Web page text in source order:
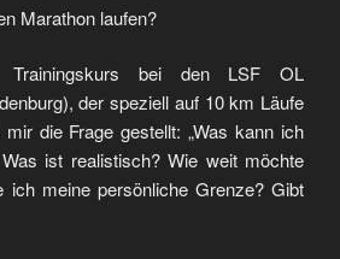
Marathon laufen?
bei den LSF OL
der speziell auf 10 km Läufe
die Frage gestellt: „Was kann ich
ist realistisch? Wie weit möchte
ich meine persönliche Grenze? Gibt